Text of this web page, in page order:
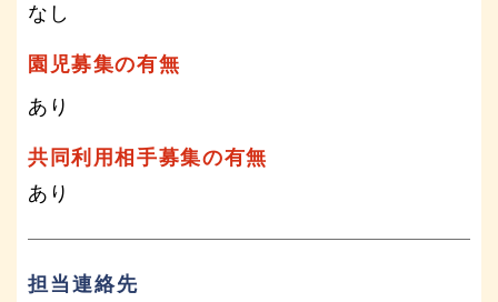
なし
園児募集の有無
あり
共同利用相手募集の有無
あり
担当連絡先